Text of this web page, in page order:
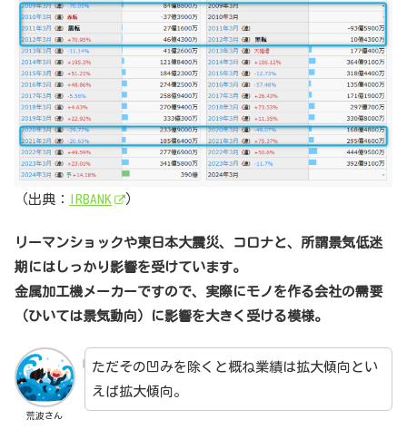
（出典： IRBANK ）
リーマンショックや東日本大震災、コロナと、所謂景気低迷
期にはしっかり影響を受けています。
金属加工機メーカーですので、実際にモノを作る会社の需要
（ひいては景気動向）に影響を大きく受ける模様。
荒波さん
ただその凹みを除くと概ね業績は拡大傾向とい
えば拡大傾向。